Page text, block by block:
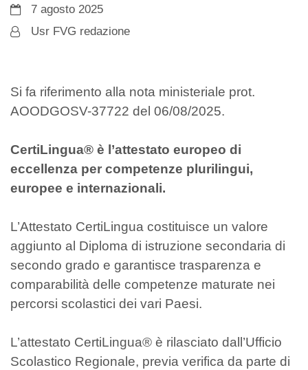
7 agosto 2025
Usr FVG redazione
Si fa riferimento alla nota ministeriale prot.
AOODGOSV-37722 del 06/08/2025.
CertiLingua® è l’attestato europeo di
eccellenza per competenze plurilingui,
europee e internazionali.
L’Attestato CertiLingua costituisce un valore
aggiunto al Diploma di istruzione secondaria di
secondo grado e garantisce trasparenza e
comparabilità delle competenze maturate nei
percorsi scolastici dei vari Paesi.
L’attestato CertiLingua® è rilasciato dall’Ufficio
Scolastico Regionale, previa verifica da parte di